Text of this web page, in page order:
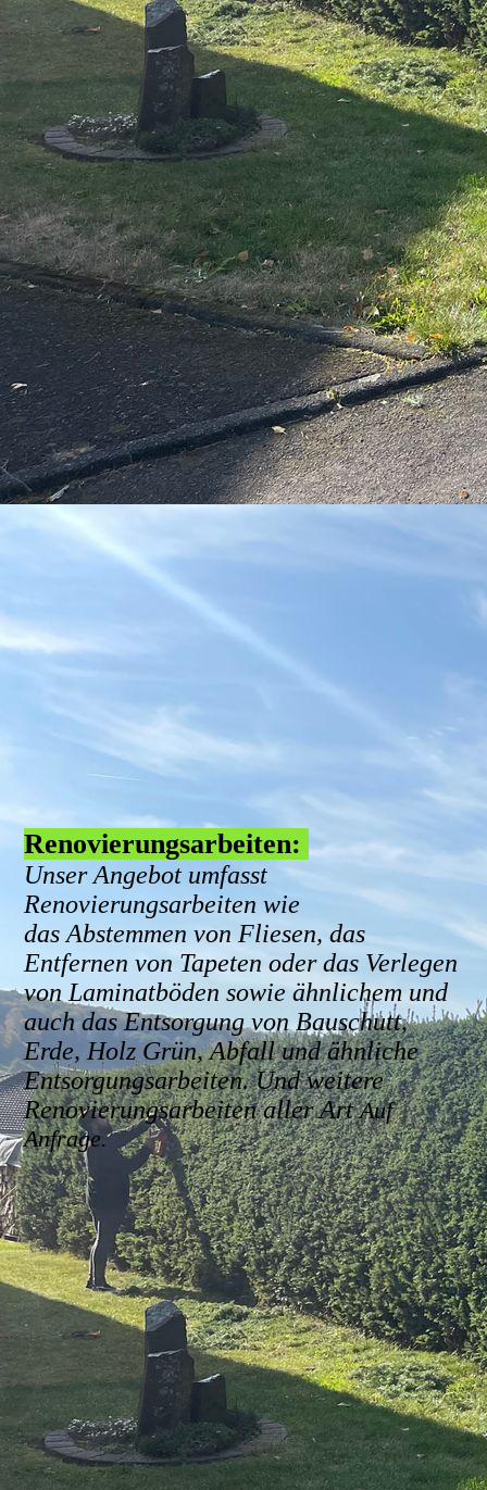
6788ce78-93c2-4b98-9ce4-7ae33ef46725
Renovierungsarbeiten:
Unser Angebot umfasst
Renovierungsarbeiten wie
das Abstemmen von Fliesen, das
Entfernen von Tapeten oder das Verlegen
von Laminatböden sowieähnlichem und
auch das Entsorgung von Bauschutt,
Erde, Holz Grün, Abfall und ähnliche
Entsorgungsarbeiten. Und weitere
Renovierungsarbeiten aller ArtAuf
Anfrage.